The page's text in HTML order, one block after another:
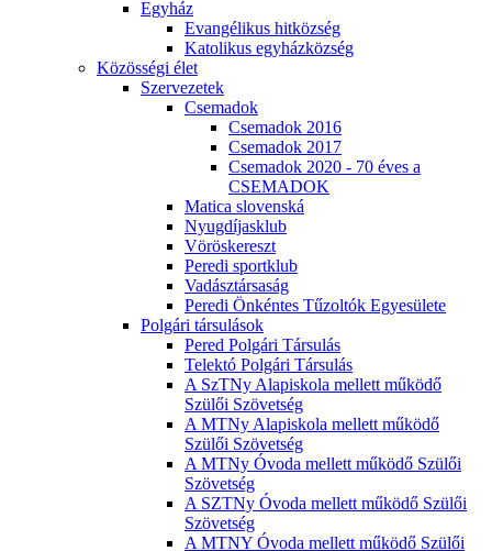
Egyház
Evangélikus hitközség
Katolikus egyházközség
Közösségi élet
Szervezetek
Csemadok
Csemadok 2016
Csemadok 2017
Csemadok 2020 - 70 éves a
CSEMADOK
Matica slovenská
Nyugdíjasklub
Vöröskereszt
Peredi sportklub
Vadásztársaság
Peredi Önkéntes Tűzoltók Egyesülete
Polgári társulások
Pered Polgári Társulás
Telektó Polgári Társulás
A SzTNy Alapiskola mellett működő
Szülői Szövetség
A MTNy Alapiskola mellett működő
Szülői Szövetség
A MTNy Óvoda mellett működő Szülői
Szövetség
A SZTNy Óvoda mellett működő Szülői
Szövetség
A MTNY Óvoda mellett működő Szülői